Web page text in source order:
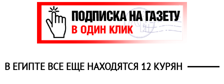
В ЕГИПТЕ ВСЕ ЕЩЕ НАХОДЯТСЯ 12 КУРЯН